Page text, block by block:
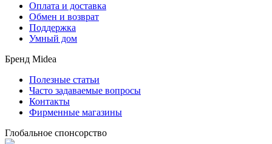
Оплата и доставка
Обмен и возврат
Поддержка
Умный дом
Бренд Midea
Полезные статьи
Часто задаваемые вопросы
Контакты
Фирменные магазины
Глобальное спонсорство